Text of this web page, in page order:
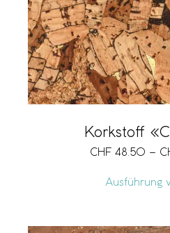
Korkstoff
CHF 48.50 –
Ausführung